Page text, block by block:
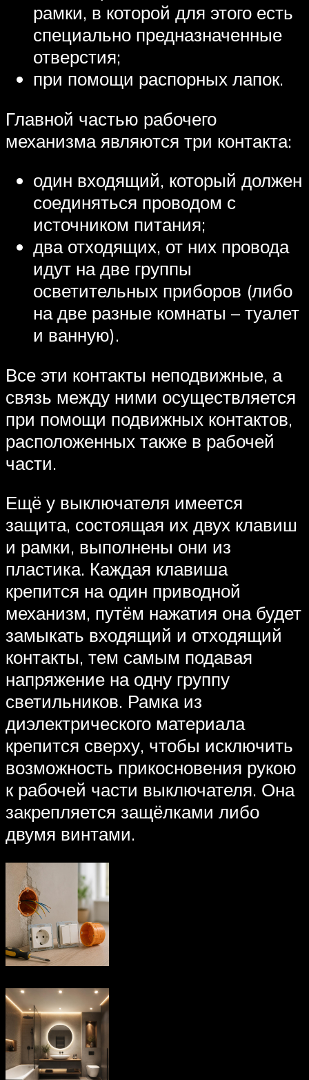
рамки, в которой для этого есть
специально предназначенные
отверстия;
при помощи распорных лапок.
Главной частью рабочего
механизма являются три контакта:
один входящий, который должен
соединяться проводом с
источником питания;
два отходящих, от них провода
идут на две группы
осветительных приборов (либо
на две разные комнаты – туалет
и ванную).
Все эти контакты неподвижные, а
связь между ними осуществляется
при помощи подвижных контактов,
расположенных также в рабочей
части.
Ещё у выключателя имеется
защита, состоящая их двух клавиш
и рамки, выполнены они из
пластика. Каждая клавиша
крепится на один приводной
механизм, путём нажатия она будет
замыкать входящий и отходящий
контакты, тем самым подавая
напряжение на одну группу
светильников. Рамка из
диэлектрического материала
крепится сверху, чтобы исключить
возможность прикосновения рукою
к рабочей части выключателя. Она
закрепляется защёлками либо
двумя винтами.